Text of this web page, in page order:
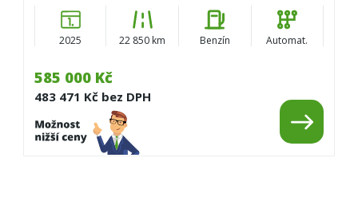
585 000 Kč
483 471 Kč bez DPH
2025 22 850 km Benzín Automat.